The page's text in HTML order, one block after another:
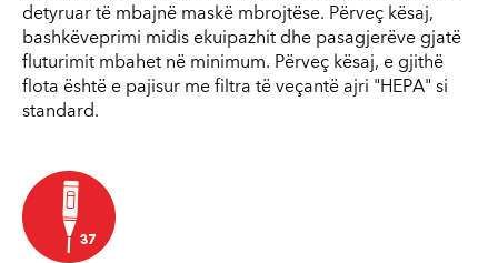
detyruar të mbajnë maskë mbrojtëse. Përveç kësaj,
bashkëveprimi midis ekuipazhit dhe pasagjerëve gjatë
fluturimit mbahet në minimum. Përveç kësaj, e gjithë
flota është e pajisur me filtra të veçantë ajri "HEPA" si
standard.